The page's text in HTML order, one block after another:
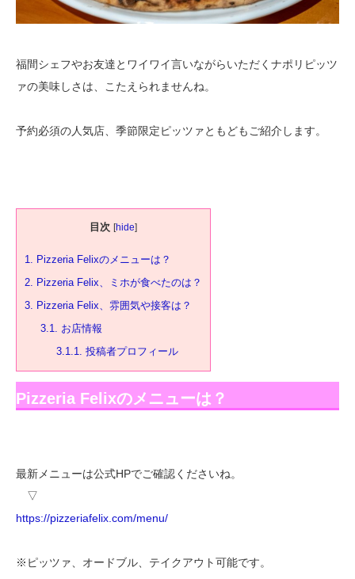
福間シェフやお友達とワイワイ言いながらいただくナポリピッツ
ァの美味しさは、こたえられませんね。
予約必須の人気店、季節限定ピッツァともどもご紹介します。
目次 [hide]
1. Pizzeria Felixのメニューは？
2. Pizzeria Felix、ミホが食べたのは？
3. Pizzeria Felix、雰囲気や接客は？
3.1. お店情報
3.1.1. 投稿者プロフィール
Pizzeria Felixのメニューは？
最新メニューは公式HPでご確認くださいね。
▽
https://pizzeriafelix.com/menu/
※ピッツァ、オードブル、テイクアウト可能です。